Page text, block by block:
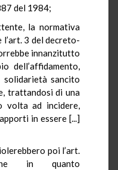
del 1984;
la normativa
l’art. 3 del decreto-
innanzitutto
dell’affidamento,
sancito
trattandosi di una
volta ad incidere,
in essere [...]
poi l’art.
in quanto